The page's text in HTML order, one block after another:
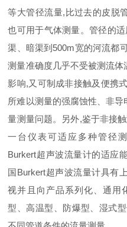
等大管径流量,比过去的皮脱
也可用于气体测量。管径的
渠、暗渠到500m宽的河流都
测量准确度几乎不受被测流
影响,又可制成非接触及便携
所难以测量的强腐蚀性、非
量测量问题。另外,鉴于非接
一台仪表可适应多种管径
Burkert超声波流量计的适应
国Burkert超声波流量计具有
视并且向产品系列化、通用
型、高温型、防爆型、湿式